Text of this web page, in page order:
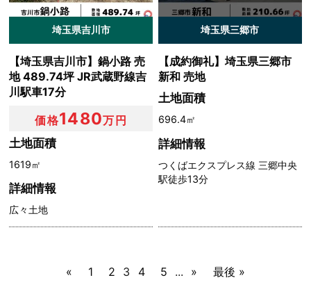
埼玉県吉川市
【埼玉県吉川市】鍋小路 売
地 489.74坪 JR武蔵野線吉
川駅車17分
価格1480万円
土地面積
1619㎡
詳細情報
広々土地
埼玉県三郷市
【成約御礼】埼玉県三郷市
新和 売地
土地面積
696.4㎡
詳細情報
つくばエクスプレス線 三郷中央
駅徒歩13分
« 1 2 3 4 5 ... » 最後 »